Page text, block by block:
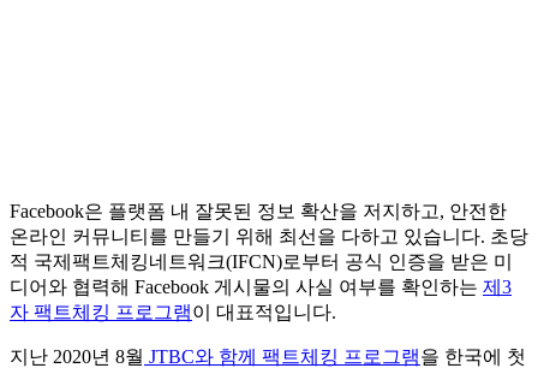
Facebook은 플랫폼 내 잘못된 정보 확산을 저지하고, 안전한
온라인 커뮤니티를 만들기 위해 최선을 다하고 있습니다. 초당
적 국제팩트체킹네트워크(IFCN)로부터 공식 인증을 받은 미
디어와 협력해 Facebook 게시물의 사실 여부를 확인하는 제3
자 팩트체킹 프로그램이 대표적입니다.
지난 2020년 8월 JTBC와 함께 팩트체킹 프로그램을 한국에 첫